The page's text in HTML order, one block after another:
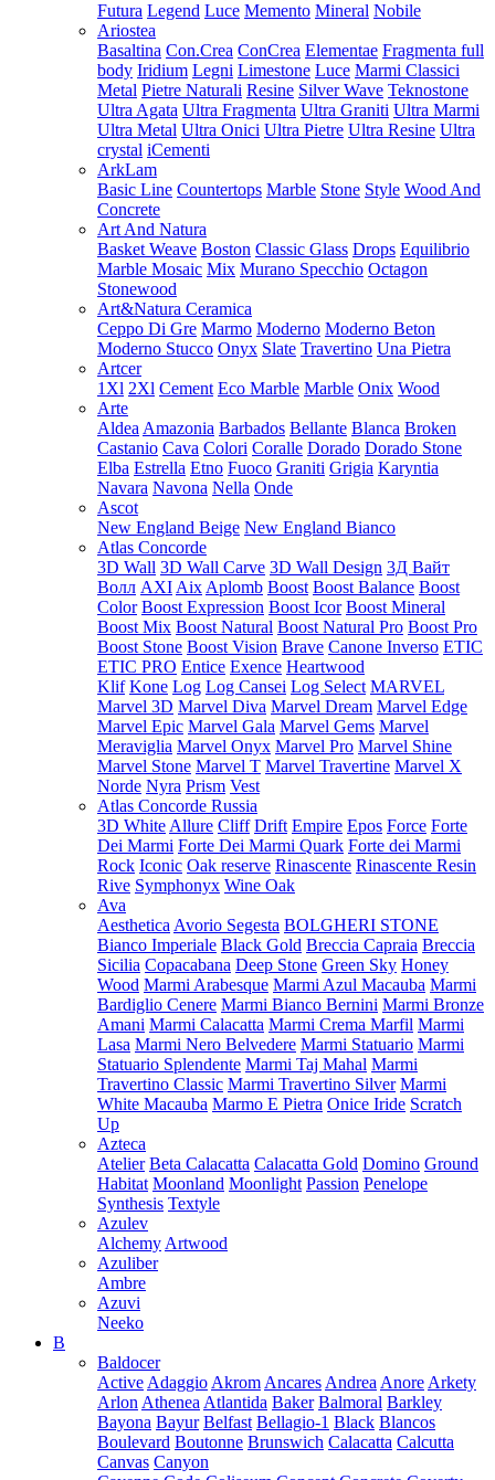
Futura Legend Luce Memento Mineral Nobile
Ariostea
Basaltina Con.Crea ConCrea Elementae Fragmenta full
body Iridium Legni Limestone Luce Marmi Classici
Metal Pietre Naturali Resine Silver Wave Teknostone
Ultra Agata Ultra Fragmenta Ultra Graniti Ultra Marmi
Ultra Metal Ultra Onici Ultra Pietre Ultra Resine Ultra
crystal iCementi
ArkLam
Basic Line Countertops Marble Stone Style Wood And
Concrete
Art And Natura
Basket Weave Boston Classic Glass Drops Equilibrio
Marble Mosaic Mix Murano Specchio Octagon
Stonewood
Art&Natura Ceramica
Ceppo Di Gre Marmo Moderno Moderno Beton
Moderno Stucco Onyx Slate Travertino Una Pietra
Artcer
1Xl 2Xl Cement Eco Marble Marble Onix Wood
Arte
Aldea Amazonia Barbados Bellante Blanca Broken
Castanio Cava Colori Coralle Dorado Dorado Stone
Elba Estrella Etno Fuoco Graniti Grigia Karyntia
Navara Navona Nella Onde
Ascot
New England Beige New England Bianco
Atlas Concorde
3D Wall 3D Wall Carve 3D Wall Design 3Д Вайт
Волл AXI Aix Aplomb Boost Boost Balance Boost
Color Boost Expression Boost Icor Boost Mineral
Boost Mix Boost Natural Boost Natural Pro Boost Pro
Boost Stone Boost Vision Brave Canone Inverso ETIC
ETIC PRO Entice Exence Heartwood
Klif Kone Log Log Cansei Log Select MARVEL
Marvel 3D Marvel Diva Marvel Dream Marvel Edge
Marvel Epic Marvel Gala Marvel Gems Marvel
Meraviglia Marvel Onyx Marvel Pro Marvel Shine
Marvel Stone Marvel T Marvel Travertine Marvel X
Norde Nyra Prism Vest
Atlas Concorde Russia
3D White Allure Cliff Drift Empire Epos Force Forte
Dei Marmi Forte Dei Marmi Quark Forte dei Marmi
Rock Iconic Oak reserve Rinascente Rinascente Resin
Rive Symphonyx Wine Oak
Ava
Aesthetica Avorio Segesta BOLGHERI STONE
Bianco Imperiale Black Gold Breccia Capraia Breccia
Sicilia Copacabana Deep Stone Green Sky Honey
Wood Marmi Arabesque Marmi Azul Macauba Marmi
Bardiglio Cenere Marmi Bianco Bernini Marmi Bronze
Amani Marmi Calacatta Marmi Crema Marfil Marmi
Lasa Marmi Nero Belvedere Marmi Statuario Marmi
Statuario Splendente Marmi Taj Mahal Marmi
Travertino Classic Marmi Travertino Silver Marmi
White Macauba Marmo E Pietra Onice Iride Scratch
Up
Azteca
Atelier Beta Calacatta Calacatta Gold Domino Ground
Habitat Moonland Moonlight Passion Penelope
Synthesis Textyle
Azulev
Alchemy Artwood
Azuliber
Ambre
Azuvi
Neeko
B
Baldocer
Active Adaggio Akrom Ancares Andrea Anore Arkety
Arlon Athenea Atlantida Baker Balmoral Barkley
Bayona Bayur Belfast Bellagio-1 Black Blancos
Boulevard Boutonne Brunswich Calacatta Calcutta
Canvas Canyon